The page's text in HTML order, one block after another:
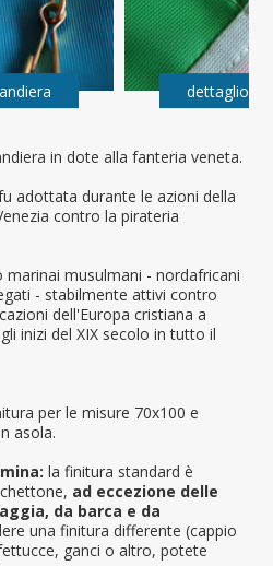
in dote alla fanteria veneta.
adottata durante le azioni della
contro la pirateria
musulmani - nordafricani
- stabilmente attivi contro
dell'Europa cristiana a
inizi del XIX secolo in tutto il
per le misure 70x100 e
asola.
la finitura standard è
ad eccezione delle
da barca e da
una finitura differente (cappio
ganci o altro, potete
dettaglio